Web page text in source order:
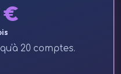
€
20 comptes.